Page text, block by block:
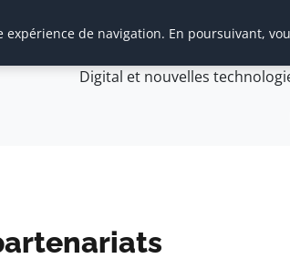
Cabinet Management Transition
Digital et nouvelles
de navigation. En poursuivant,